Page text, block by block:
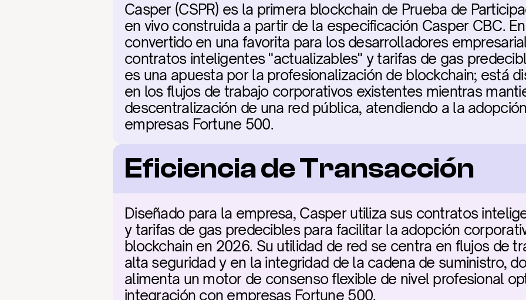
Casper (CSPR) es la primera blockchain de Prueba de
en vivo construida a partir de la especificación Casper CBC.
convertido en una favorita para los desarrolladores
contratos inteligentes "actualizables" y tarifas de gas
es una apuesta por la profesionalización de blockchain; está
en los flujos de trabajo corporativos existentes mientras
descentralización de una red pública, atendiendo a la
empresas Fortune 500.
Eficiencia de Transacción
Diseñado para la empresa, Casper utiliza sus contratos
y tarifas de gas predecibles para facilitar la adopción
blockchain en 2026. Su utilidad de red se centra en flujos de
alta seguridad y en la integridad de la cadena de suministro,
alimenta un motor de consenso flexible de nivel profesional
integración con empresas Fortune 500.